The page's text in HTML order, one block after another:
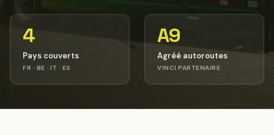
4
Pays couverts
FR · BE · IT · ES
A9
Agréé autoroutes
VINCI PARTENAIRE